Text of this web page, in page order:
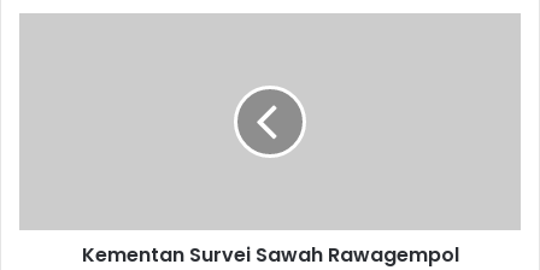
Kementan Survei Sawah Rawagempol